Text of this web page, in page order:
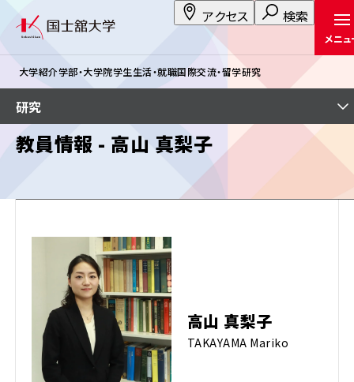
アクセス 検索
メニュ
大学紹介学部・大学院学生生活・就職国際交流・留学研究
教員情報 - 高山 真梨子
高山 真梨子
TAKAYAMA Mariko
研究